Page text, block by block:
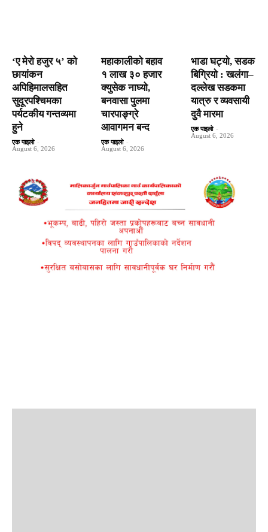
‘ए मेरो हजुर ५’ को
छायांकन
अपिहिमालसहित
सुदूरपश्चिमका
पर्यटकीय गन्तव्यमा
हुने
एक पाइलो -
August 6, 2026
महाकालीको बहाव
१ लाख ३० हजार
क्युसेक नाघ्यो,
बनवासा पुलमा
चारपाङ्ग्रे
आवागमन बन्द
एक पाइलो -
August 6, 2026
भाडा घट्यो, सडक
बिग्रियो : खलंगा–
दल्लेख सडकमा
यात्रु र व्यवसायी
दुवै मारमा
एक पाइलो -
August 6, 2026